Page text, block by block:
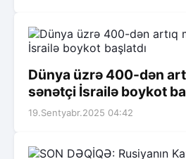
Dünya üzrə 400-dən
sənətçi İsrailə boykot
19.Sentyabr.2025 04:42